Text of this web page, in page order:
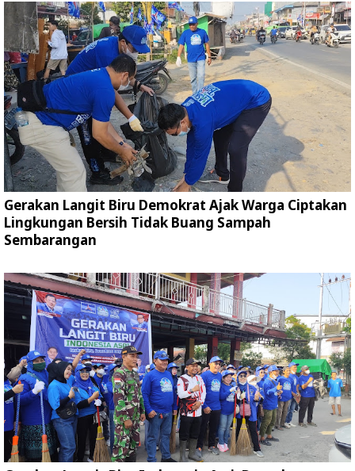
Gerakan Langit Biru Demokrat Ajak Warga Ciptakan
Lingkungan Bersih Tidak Buang Sampah
Sembarangan